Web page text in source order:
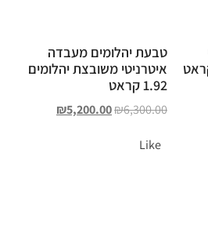
טבעת יהלומים מעבדה
איטרניטי משובצת יהלומים
1.92 קראט
₪6,300.00
₪5,200.00
Like